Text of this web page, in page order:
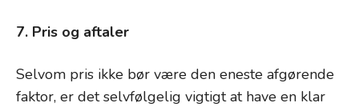
7. Pris og aftaler
Selvom pris ikke bør være den eneste afgørende
faktor, er det selvfølgelig vigtigt at have en klar